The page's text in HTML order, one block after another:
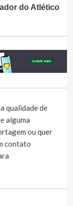
do Atlético
qualidade de
alguma
ou quer
contato